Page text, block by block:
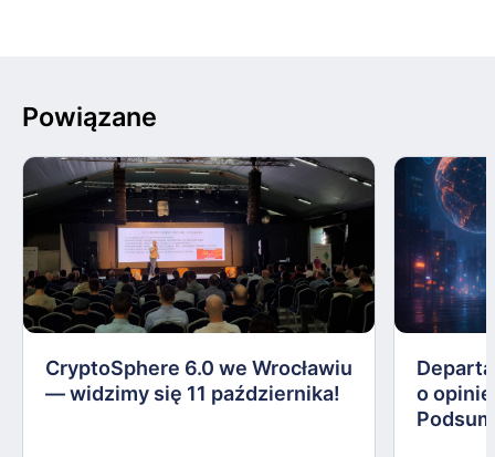
Powiązane
CryptoSphere 6.0 we Wrocławiu
— widzimy się 11 października!
o opinie